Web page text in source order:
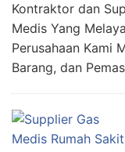
Kontraktor dan
Medis Yang
Perusahaan Kami
Barang, dan